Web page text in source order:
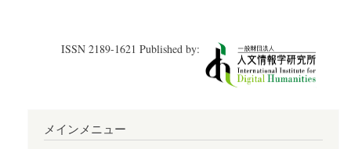
ISSN 2189-1621 Published by:
メインメニュー